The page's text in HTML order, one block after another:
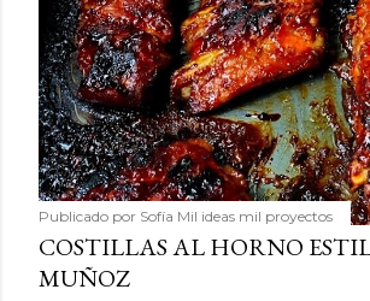
Publicado por Sofía Mil ideas mil proyectos
COSTILLAS AL HORNO
MUÑOZ